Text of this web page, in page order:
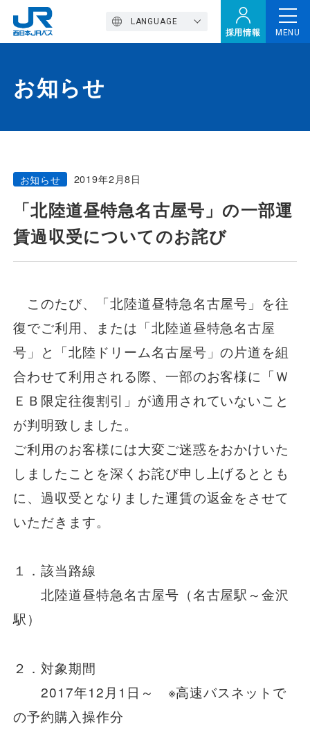
採用情報
LANGUAGE
MENU
トップページ
西バスの魅力
高速バス
定期観光バス
一般路線バス
貸切バス
関連事業
お知らせ
運行情報
西日本JRバスについて
お知らせ
お知らせ 2019年2月8日
「北陸道昼特急名古屋号」の一部運
賃過収受についてのお詫び
このたび、「北陸道昼特急名古屋号」を往
復でご利用、または「北陸道昼特急名古屋
号」と「北陸ドリーム名古屋号」の片道を組
合わせて利用される際、一部のお客様に「Ｗ
ＥＢ限定往復割引」が適用されていないこと
が判明致しました。
ご利用のお客様には大変ご迷惑をおかけいた
しましたことを深くお詫び申し上げるととも
に、過収受となりました運賃の返金をさせて
いただきます。
１．該当路線
北陸道昼特急名古屋号（名古屋駅～金沢
駅）
２．対象期間
2017年12月1日～ ※高速バスネットで
の予約購入操作分